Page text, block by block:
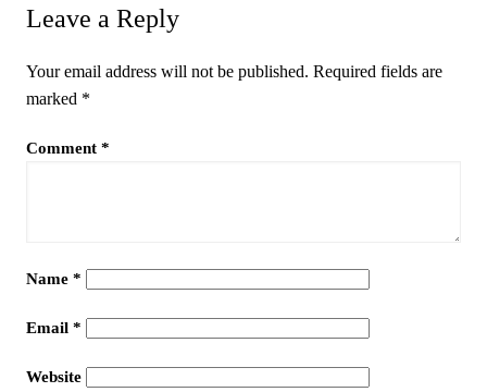
Leave a Reply
Your email address will not be published. Required fields are
marked *
Comment *
Name *
Email *
Website